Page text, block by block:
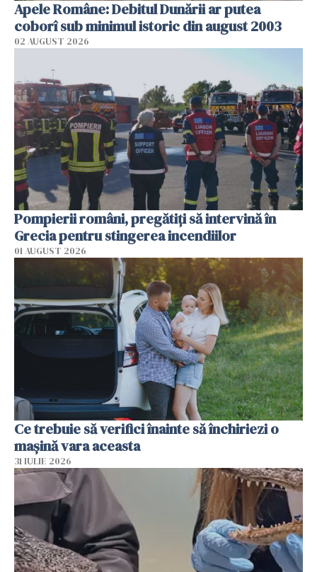
Apele Române: Debitul Dunării ar putea
coborî sub minimul istoric din august 2003
02 AUGUST 2026
Pompierii români, pregătiţi să intervină în
Grecia pentru stingerea incendiilor
01 AUGUST 2026
Ce trebuie să verifici înainte să închiriezi o
mașină vara aceasta
31 IULIE 2026